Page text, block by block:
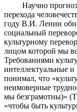
Научно
перехода
году В.И. Ленин
социальный
культурному
лицом которой мы
Требованиями
интеллектуальные
понимал, что
неимоверные
мы безграмотны)»
«чтобы быть